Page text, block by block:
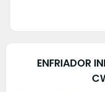
ENFRIADOR